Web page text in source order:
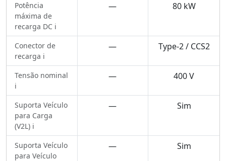
Potência
máxima de
recarga DC ℹ️
— 80 kW
Conector de
recarga ℹ️
— Type-2 / CCS2
Tensão nominal
ℹ️
— 400 V
Suporta Veículo
para Carga
(V2L) ℹ️
— Sim
Suporta Veículo
para Veículo
— Sim